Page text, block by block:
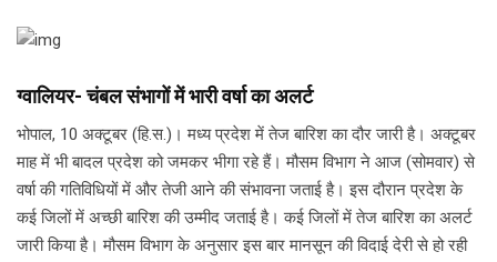
ग्वालियर- चंबल संभागों में भारी वर्षा का अलर्ट
भोपाल, 10 अक्टूबर (हि.स.)। मध्य प्रदेश में तेज बारिश का दौर जारी है। अक्टूबर
माह में भी बादल प्रदेश को जमकर भीगा रहे हैं। मौसम विभाग ने आज (सोमवार) से
वर्षा की गतिविधियों में और तेजी आने की संभावना जताई है। इस दौरान प्रदेश के
कई जिलों में अच्छी बारिश की उम्मीद जताई है। कई जिलों में तेज बारिश का अलर्ट
जारी किया है। मौसम विभाग के अनुसार इस बार मानसून की विदाई देरी से हो रही